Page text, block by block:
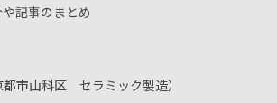
記事のまとめ
市山科区 セラミック製造）